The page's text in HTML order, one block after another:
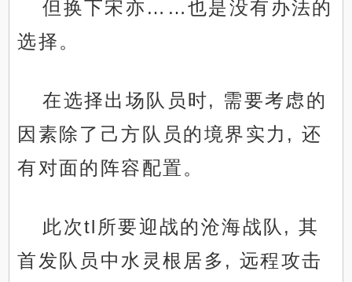
但换下宋亦……也是没有办法的
选择。
在选择出场队员时, 需要考虑的
因素除了己方队员的境界实力, 还
有对面的阵容配置。
此次tl所要迎战的沧海战队, 其
首发队员中水灵根居多, 远程攻击